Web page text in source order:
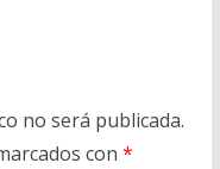
no será publicada.
con *